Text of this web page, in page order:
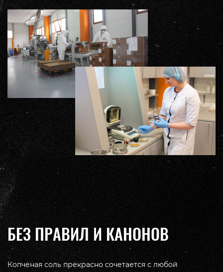
БЕЗ ПРАВИЛ И КАНОНОВ
Копченая соль прекрасно сочетается с любой